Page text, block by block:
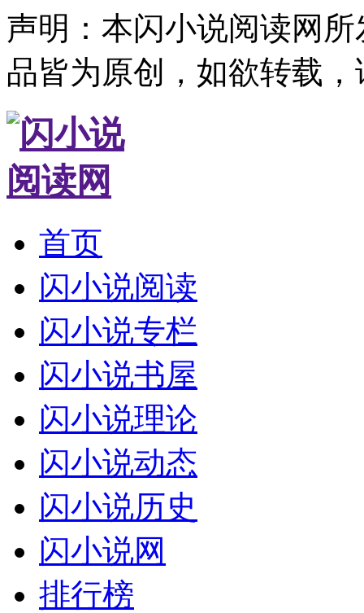
声明：本闪小说阅读网
品皆为原创，如欲转载
首页
闪小说阅读
闪小说专栏
闪小说书屋
闪小说理论
闪小说动态
闪小说历史
闪小说网
排行榜